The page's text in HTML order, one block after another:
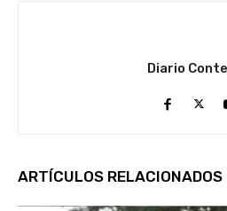
Diario
ARTÍCULOS RELACIONADOS